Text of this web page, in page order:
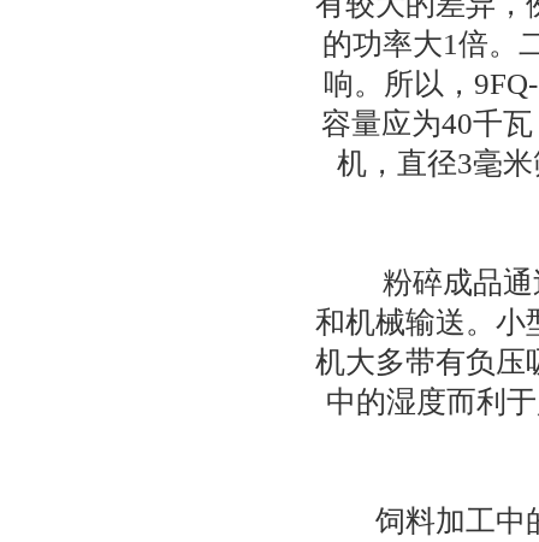
的功率大1倍。
响。所以，
容量应为40千
机，直径3毫
粉碎成品通过
和机械输送。小
机大多带有负压
中的湿度而利
饲料加工中的